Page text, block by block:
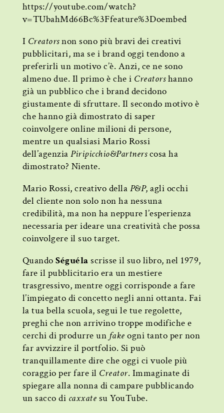
https://youtube.com/watch?
v=TUbahMd66Bc%3Ffeature%3Doembed
I Creatorsnon sono più bravi dei creativi
pubblicitari, ma se i brand oggi tendono a
preferirli un motivo c’è. Anzi, ce ne sono
almeno due. Il primo è che i Creatorshanno
già un pubblico che i brand decidono
giustamente di sfruttare. Il secondo motivo è
che hanno già dimostrato di saper
coinvolgere online milioni di persone,
mentre un qualsiasi Mario Rossi
dell’agenziaPiripicchio&Partnerscosa ha
dimostrato? Niente.
Mario Rossi, creativo della P&P, agli occhi
del cliente non solo non ha nessuna
credibilità, ma non ha neppure l’esperienza
necessaria per ideare una creatività che possa
coinvolgere il suo target.
QuandoSéguéla scrisse il suo libro, nel 1979,
fare il pubblicitario era un mestiere
trasgressivo, mentre oggi corrisponde a fare
l’impiegato di concetto negli anni ottanta. Fai
la tua bella scuola, segui le tue regolette,
preghi che non arrivino troppe modifiche e
cerchi di produrre un fake ogni tanto per non
far avvizzire il portfolio. Si può
tranquillamente dire che oggi ci vuole più
coraggio per fare il Creator. Immaginate di
spiegare alla nonna di campare pubblicando
un sacco di caxxate su YouTube.